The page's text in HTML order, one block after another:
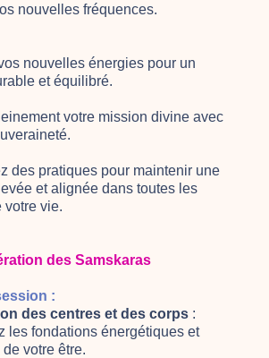
nouvelles fréquences.
nouvelles énergies pour un
et équilibré.
votre mission divine avec
des pratiques pour maintenir une
et alignée dans toutes les
votre vie.
des Samskaras
:
des centres et des corps :
les fondations énergétiques et
votre être.